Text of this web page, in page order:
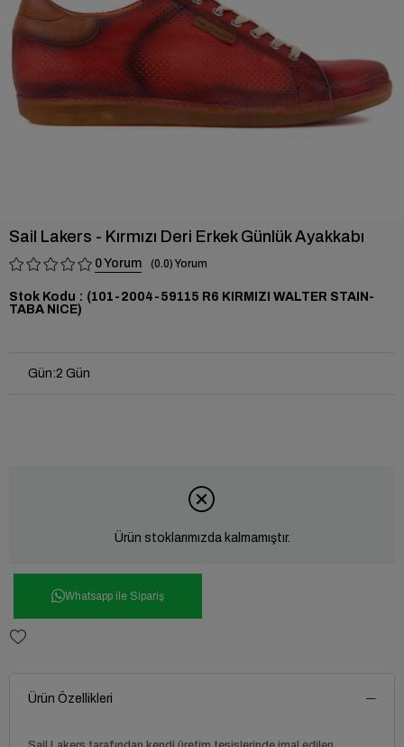
Sail Lakers - Kırmızı Deri Erkek Günlük Ayakkabı
0 0.0
Stok Kodu
(101-2004-59115 R6 KIRMIZI WALTER STAIN-
TABA NICE)
Gün:2 Gün
Ürün stoklarımızda kalmamıştır.
Whatsapp ile Sipariş
Ürün Özellikleri